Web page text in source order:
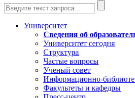
Университет
Сведения об
Университет сегодня
Структура
Частые вопросы
Ученый совет
Информационно-
Факультеты и кафедры